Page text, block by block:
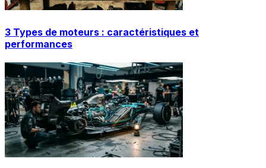
3 Types de moteurs : caractéristiques et
performances